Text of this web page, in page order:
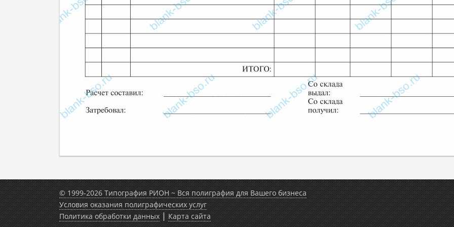
© 1999-2026 Типография РИОН ~ Вся полиграфия для Вашего бизнеса
Условия оказания полиграфических услуг
Политика обработки данных|Карта сайта